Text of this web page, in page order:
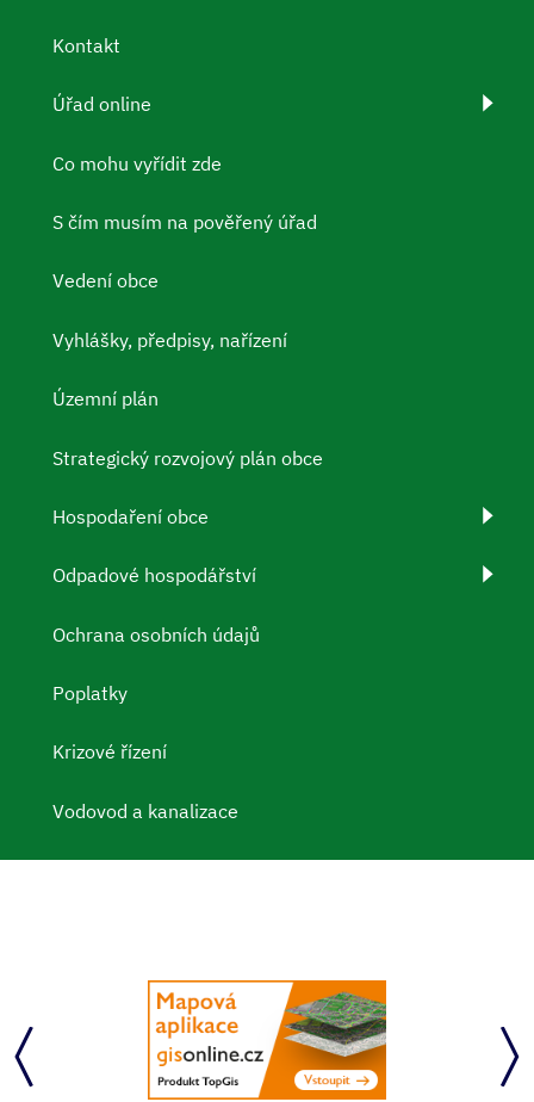
Kontakt
Úřad online
Co mohu vyřídit zde
S čím musím na pověřený úřad
Vedení obce
Vyhlášky, předpisy, nařízení
Územní plán
Strategický rozvojový plán obce
Hospodaření obce
Odpadové hospodářství
Ochrana osobních údajů
Poplatky
Krizové řízení
Vodovod a kanalizace